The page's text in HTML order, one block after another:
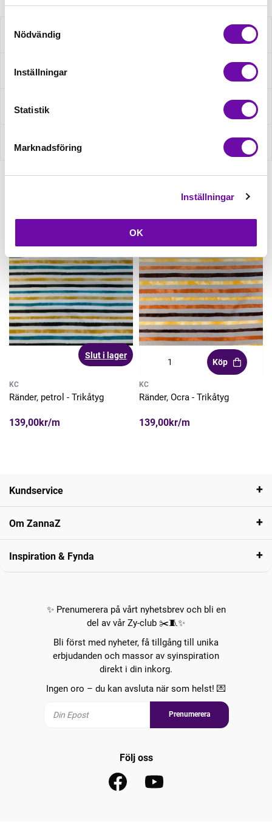
Nödvändig
Inställningar
Statistik
Marknadsföring
Inställningar
OK
Beskrivning
Specifikation
Fråga om produkt
Recensioner
Relaterade produkter
Slut i lager
KC
Ränder, petrol - Trikåtyg
139,00kr/m
Köp
KC
Ränder, Ocra - Trikåtyg
139,00kr/m
Kundservice
Om ZannaZ
Inspiration & Fynda
✨ Prenumerera på vårt nyhetsbrev och bli en
del av vår Zy-club ✂️🧵✨
Bli först med nyheter, få tillgång till unika
erbjudanden och massor av syinspiration
direkt i din inkorg.
Ingen oro – du kan avsluta när som helst! 💌
Prenumerera
Följ oss